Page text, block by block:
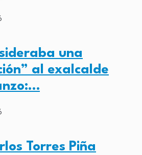
una
al exalcalde
Torres Piña